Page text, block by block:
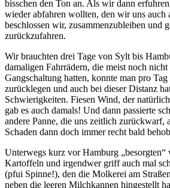
bisschen den Ton an. Als wir dann
wieder abfahren wollten, den wir uns auch
beschlossen wir, zusammenzubleiben und
zurückzufahren.
Wir brauchten drei Tage von Sylt bis
damaligen Fahrrädern, die meist noch
Gangschaltung hatten, konnte man pro
zurücklegen und auch bei dieser Distanz
Schwierigkeiten. Fiesen Wind, der
gab es auch damals! Und dann passierte
andere Panne, die uns zeitlich zurückwarf,
Schaden dann doch immer recht bald
Unterwegs kurz vor Hamburg
besorgten
Kartoffeln und irgendwer griff auch mal
(pfui Spinne!), den die Molkerei am
neben die leeren Milchkannen hingestellt